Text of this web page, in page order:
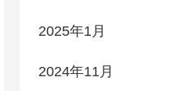
2025年1月
2024年11月